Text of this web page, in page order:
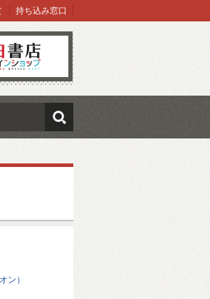
ップ
持ち込み窓口
検索
ン）